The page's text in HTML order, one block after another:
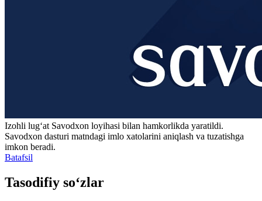
Izohli lugʻat Savodxon loyihasi bilan hamkorlikda yaratildi.
Savodxon dasturi matndagi imlo xatolarini aniqlash va tuzatishga
imkon beradi.
Batafsil
Tasodifiy so‘zlar